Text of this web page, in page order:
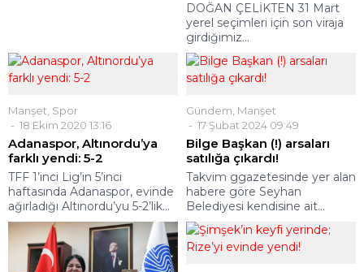
DOĞAN ÇELİKTEN 31 Mart
yerel seçimleri için son viraja
girdiğimiz...
Manşet Spor
18 Ekim 2020 13:16
Adanaspor, Altınordu’ya
farklı yendi: 5-2
TFF 1’inci Lig’in 5’inci
haftasında Adanaspor, evinde
ağırladığı Altınordu’yu 5-2’lik...
Gündem Manşet
17 Şubat 2024 09:49
Bilge Başkan (!) arsaları
satılığa çıkardı!
Takvim ggazetesinde yer alan
habere göre Seyhan
Belediyesi kendisine ait...